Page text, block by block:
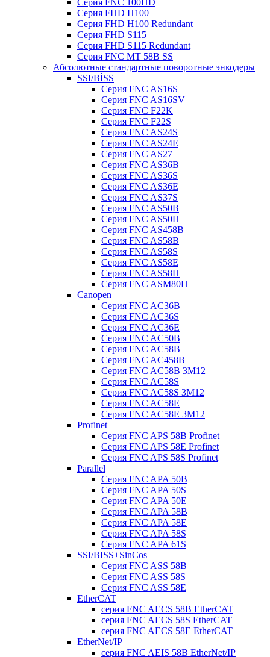
Серия FNC 100HD
Серия FHD H100
Серия FHD H100 Redundant
Серия FHD S115
Серия FHD S115 Redundant
Серия FNC MT 58B SS
Абсолютные стандартные поворотные энкодеры
SSI/BİSS
Серия FNC AS16S
Серия FNC AS16SV
Серия FNC F22K
Серия FNC F22S
Серия FNC AS24S
Серия FNC AS24E
Серия FNC AS27
Серия FNC AS36B
Серия FNC AS36S
Серия FNC AS36E
Серия FNC AS37S
Серия FNC AS50B
Серия FNC AS50H
Серия FNC AS458B
Серия FNC AS58B
Серия FNC AS58S
Серия FNC AS58E
Серия FNC AS58H
Серия FNC ASM80H
Canopen
Серия FNC AC36B
Серия FNC AC36S
Серия FNC AC36E
Серия FNC AC50B
Серия FNC AC58B
Серия FNC AC458B
Серия FNC AC58B 3M12
Серия FNC AC58S
Серия FNC AC58S 3M12
Серия FNC AC58E
Серия FNC AC58E 3M12
Profinet
Серия FNC APS 58B Profinet
Серия FNC APS 58E Profinet
Серия FNC APS 58S Profinet
Parallel
Серия FNC APA 50B
Серия FNC APA 50S
Серия FNC APA 50E
Серия FNC APA 58B
Серия FNC APA 58E
Серия FNC APA 58S
Серия FNC APA 61S
SSI/BISS+SinCos
Серия FNC ASS 58B
Серия FNC ASS 58S
Серия FNC ASS 58E
EtherCAT
серия FNC AECS 58B EtherCAT
серия FNC AECS 58S EtherCAT
серия FNC AECS 58E EtherCAT
EtherNet/IP
серия FNC AEIS 58B EtherNet/IP